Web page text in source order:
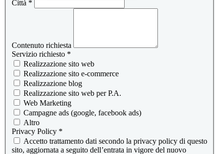
Città *
Contenuto richiesta
Servizio richiesto *
Realizzazione sito web
Realizzazione sito e-commerce
Realizzazione blog
Realizzazione sito web per P.A.
Web Marketing
Campagne ads (google, facebook ads)
Altro
Privacy Policy *
Accetto trattamento dati secondo la privacy policy di questo
sito, aggiornata a seguito dell’entrata in vigore del nuovo